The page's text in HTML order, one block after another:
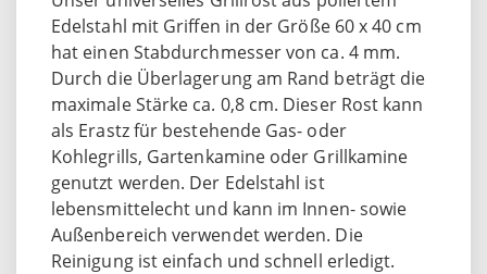
Edelstahl mit Griffen in der Größe 60 x 40 cm
hat einen Stabdurchmesser von ca. 4 mm.
Durch die Überlagerung am Rand beträgt die
maximale Stärke ca. 0,8 cm. Dieser Rost kann
als Erastz für bestehende Gas- oder
Kohlegrills, Gartenkamine oder Grillkamine
genutzt werden. Der Edelstahl ist
lebensmittelecht und kann im Innen- sowie
Außenbereich verwendet werden. Die
Reinigung ist einfach und schnell erledigt.